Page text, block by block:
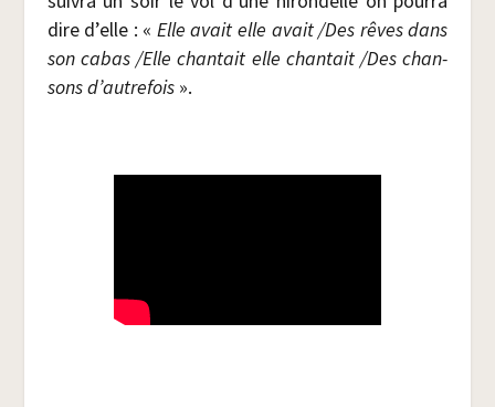
dire d’elle : « Elle avait elle avait /​Des rêves dans
son cabas /​Elle chan­tait elle chan­tait /​Des chan­
sons d’autrefois ».